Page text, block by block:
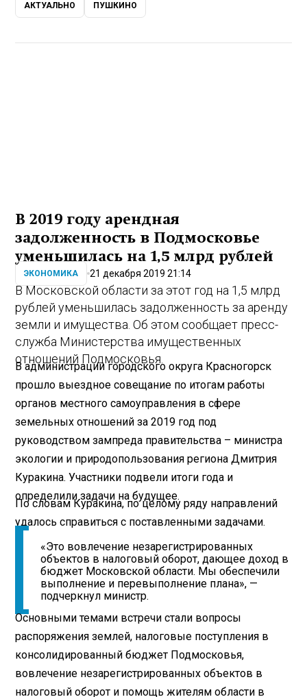
АКТУАЛЬНО ПУШКИНО
В 2019 году арендная
задолженность в Подмосковье
уменьшилась на 1,5 млрд рублей
ЭКОНОМИКА 21 декабря 2019 21:14
В Московской области за этот год на 1,5 млрд
рублей уменьшилась задолженность за аренду
земли и имущества. Об этом сообщает пресс-
служба Министерства имущественных
отношений Подмосковья.
В администрации городского округа Красногорск
прошло выездное совещание по итогам работы
органов местного самоуправления в сфере
земельных отношений за 2019 год под
руководством зампреда правительства – министра
экологии и природопользования региона Дмитрия
Куракина. Участники подвели итоги года и
определили задачи на будущее.
По словам Куракина, по целому ряду направлений
удалось справиться с поставленными задачами.
«Это вовлечение незарегистрированных
объектов в налоговый оборот, дающее доход в
бюджет Московской области. Мы обеспечили
выполнение и перевыполнение плана», —
подчеркнул министр.
Основными темами встречи стали вопросы
распоряжения землей, налоговые поступления в
консолидированный бюджет Подмосковья,
вовлечение незарегистрированных объектов в
налоговый оборот и помощь жителям области в